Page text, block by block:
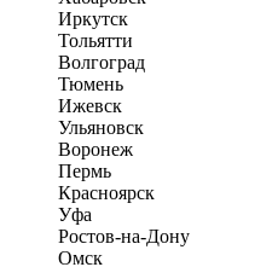
Иркутск
Тольятти
Волгоград
Тюмень
Ижевск
Ульяновск
Воронеж
Пермь
Красноярск
Уфа
Ростов-на-Дону
Омск